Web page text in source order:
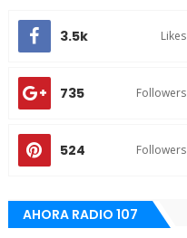
3.5k Likes
735 Followers
524 Followers
AHORA RADIO 107